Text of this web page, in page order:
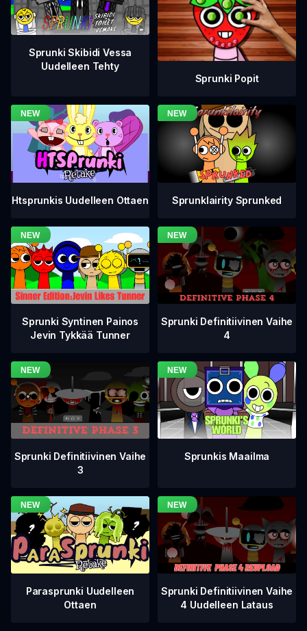
Sprunki Skibidi Vessa
Uudelleen Tehty
Sprunki Popit
Htsprunkis Uudelleen Ottaen Sprunklairity Sprunked
Sprunki Syntinen Painos
Jevin Tykkää Tunner
Sprunki Definitiivinen Vaihe
4
Sprunki Definitiivinen Vaihe
3
Sprunkis Maailma
Parasprunki Uudelleen
Ottaen
Sprunki Definitiivinen Vaihe
4 Uudelleen Lataus